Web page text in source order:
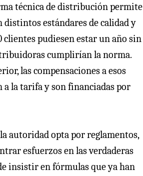
técnica de distribución permite
distintos estándares de calidad y
clientes pudiesen estar un año sin
cumplirían la norma.
las compensaciones a esos
a la tarifa y son financiadas por
autoridad opta por reglamentos,
esfuerzos en las verdaderas
insistir en fórmulas que ya han